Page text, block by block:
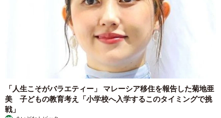
「人生こそがバラエティー」 マレーシア移住を報告した菊地亜
美 子どもの教育考え「小学校へ入学するこのタイミングで挑
戦」